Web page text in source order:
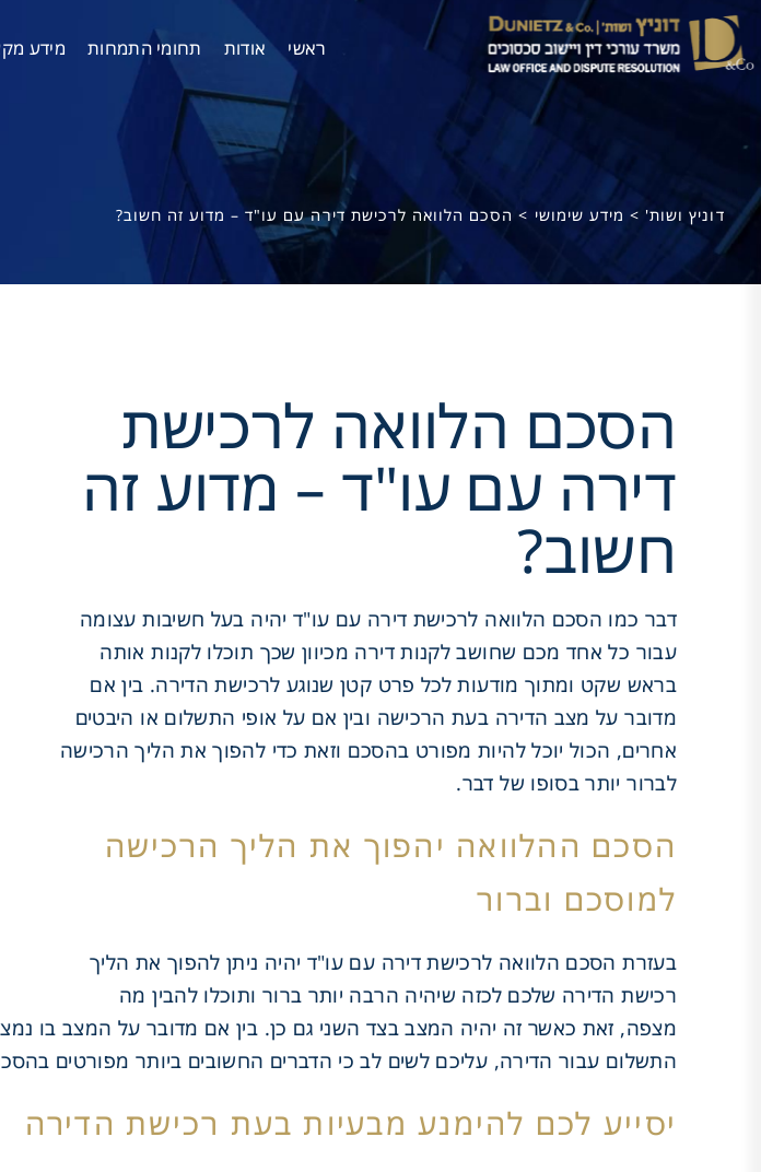
ראשי אודות תחומי התמחות מידע
דוניץ ושות' > מידע שימושי > הסכם הלוואה לרכישת דירה עם עו"ד – מדוע זה חשוב?
הסכם הלוואה לרכישת
דירה עם עו"ד – מדוע זה
חשוב?
דבר כמו הסכם הלוואה לרכישת דירה עם עו"ד יהיה בעל חשיבות עצומה
עבור כל אחד מכם שחושב לקנות דירה מכיוון שכך תוכלו לקנות אותה
בראש שקט ומתוך מודעות לכל פרט קטן שנוגע לרכישת הדירה. בין אם
מדובר על מצב הדירה בעת הרכישה ובין אם על אופי התשלום או היבטים
אחרים, הכול יוכל להיות מפורט בהסכם וזאת כדי להפוך את הליך הרכישה
לברור יותר בסופו של דבר.
הסכם ההלוואה יהפוך את הליך הרכישה
למוסכם וברור
בעזרת הסכם הלוואה לרכישת דירה עם עו"ד יהיה ניתן להפוך את הליך
רכישת הדירה שלכם לכזה שיהיה הרבה יותר ברור ותוכלו להבין מה
מצפה, זאת כאשר זה יהיה המצב בצד השני גם כן. בין אם מדובר על המצב בו
התשלום עבור הדירה, עליכם לשים לב כי הדברים החשובים ביותר מפורטים
יסייע לכם להימנע מבעיות בעת רכישת הדירה